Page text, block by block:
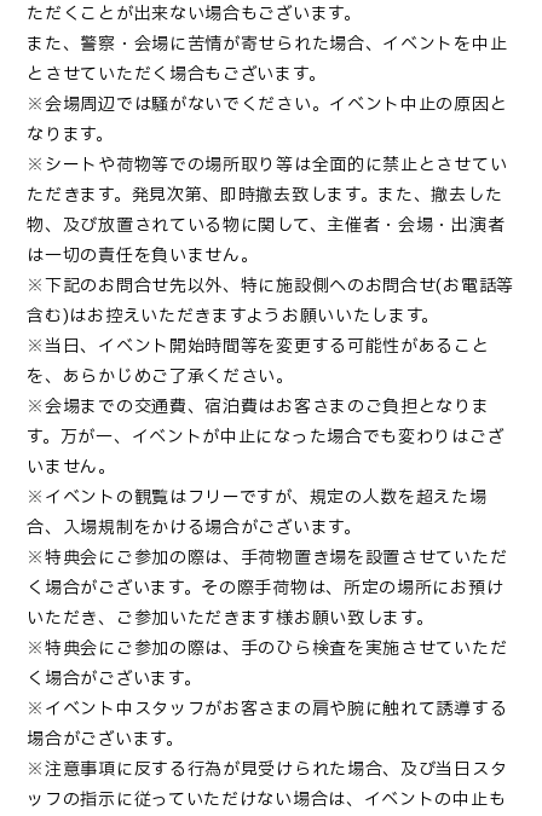
ただくことが出来ない場合もございます。
また、警察・会場に苦情が寄せられた場合、イベントを中止
とさせていただく場合もございます。
※会場周辺では騒がないでください。イベント中止の原因と
なります。
※シートや荷物等での場所取り等は全面的に禁止とさせてい
ただきます。発見次第、即時撤去致します。また、撤去した
物、及び放置されている物に関して、主催者・会場・出演者
は一切の責任を負いません。
※下記のお問合せ先以外、特に施設側へのお問合せ(お電話等
含む)はお控えいただきますようお願いいたします。
※当日、イベント開始時間等を変更する可能性があること
を、あらかじめご了承ください。
※会場までの交通費、宿泊費はお客さまのご負担となりま
す。万が一、イベントが中止になった場合でも変わりはござ
いません。
※イベントの観覧はフリーですが、規定の人数を超えた場
合、入場規制をかける場合がございます。
※特典会にご参加の際は、手荷物置き場を設置させていただ
く場合がございます。その際手荷物は、所定の場所にお預け
いただき、ご参加いただきます様お願い致します。
※特典会にご参加の際は、手のひら検査を実施させていただ
く場合がございます。
※イベント中スタッフがお客さまの肩や腕に触れて誘導する
場合がございます。
※注意事項に反する行為が見受けられた場合、及び当日スタ
ッフの指示に従っていただけない場合は、イベントの中止も